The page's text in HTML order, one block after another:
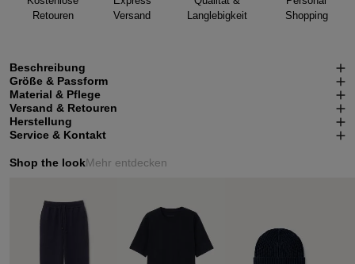
Retouren
Versand
Langlebigkeit
Shopping
Beschreibung
Größe & Passform
Material & Pflege
Versand & Retouren
Herstellung
Service & Kontakt
Shop the lookMehr entdecken